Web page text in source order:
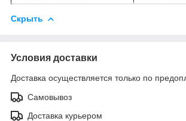
Скрыть
Условия доставки
Доставка осуществляется только по
Самовывоз
Доставка курьером